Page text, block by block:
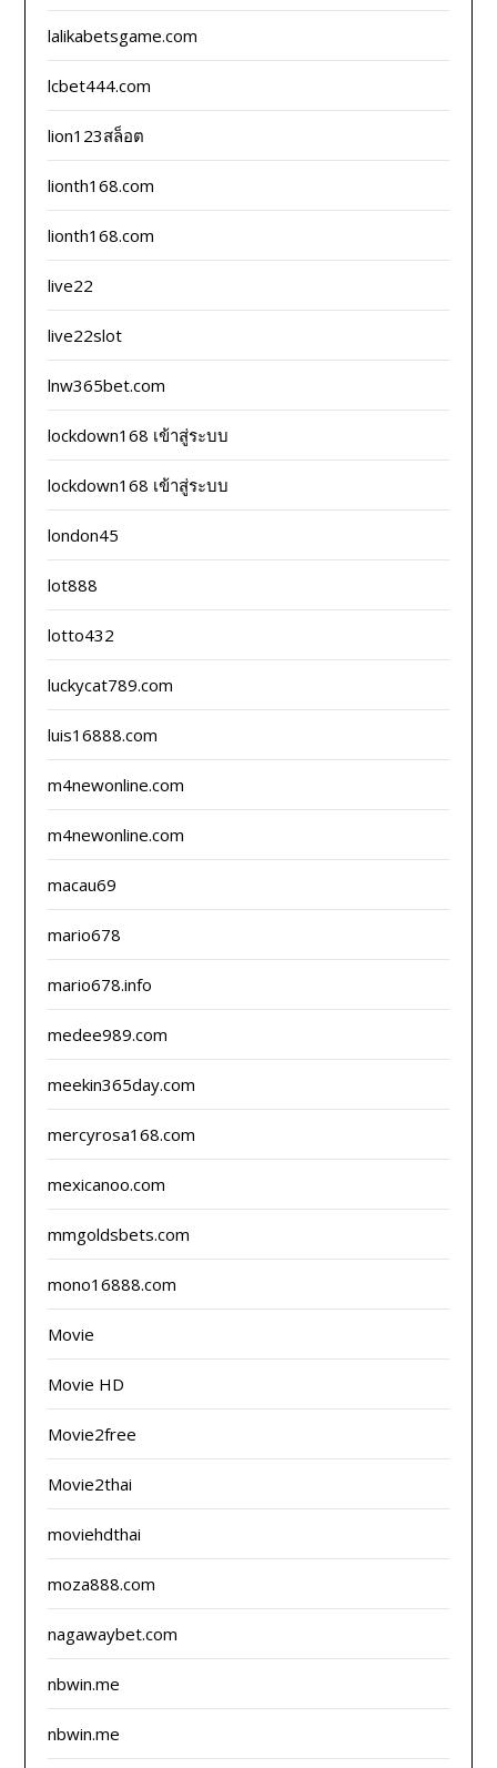
lalikabetsgame.com
lcbet444.com
lion123สล็อต
lionth168.com
lionth168.com
live22
live22slot
lnw365bet.com
lockdown168 เข้าสู่ระบบ
lockdown168 เข้าสู่ระบบ
london45
lot888
lotto432
luckycat789.com
luis16888.com
m4newonline.com
m4newonline.com
macau69
mario678
mario678.info
medee989.com
meekin365day.com
mercyrosa168.com
mexicanoo.com
mmgoldsbets.com
mono16888.com
Movie
Movie HD
Movie2free
Movie2thai
moviehdthai
moza888.com
nagawaybet.com
nbwin.me
nbwin.me